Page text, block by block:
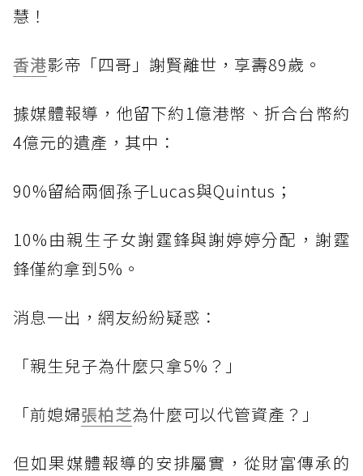
慧！
香港影帝「四哥」謝賢離世，享壽89歲。
據媒體報導，他留下約1億港幣、折合台幣約
4億元的遺產，其中：
90%留給兩個孫子Lucas與Quintus；
10%由親生子女謝霆鋒與謝婷婷分配，謝霆
鋒僅約拿到5%。
消息一出，網友紛紛疑惑：
「親生兒子為什麼只拿5%？」
「前媳婦張柏芝為什麼可以代管資產？」
但如果媒體報導的安排屬實，從財富傳承的